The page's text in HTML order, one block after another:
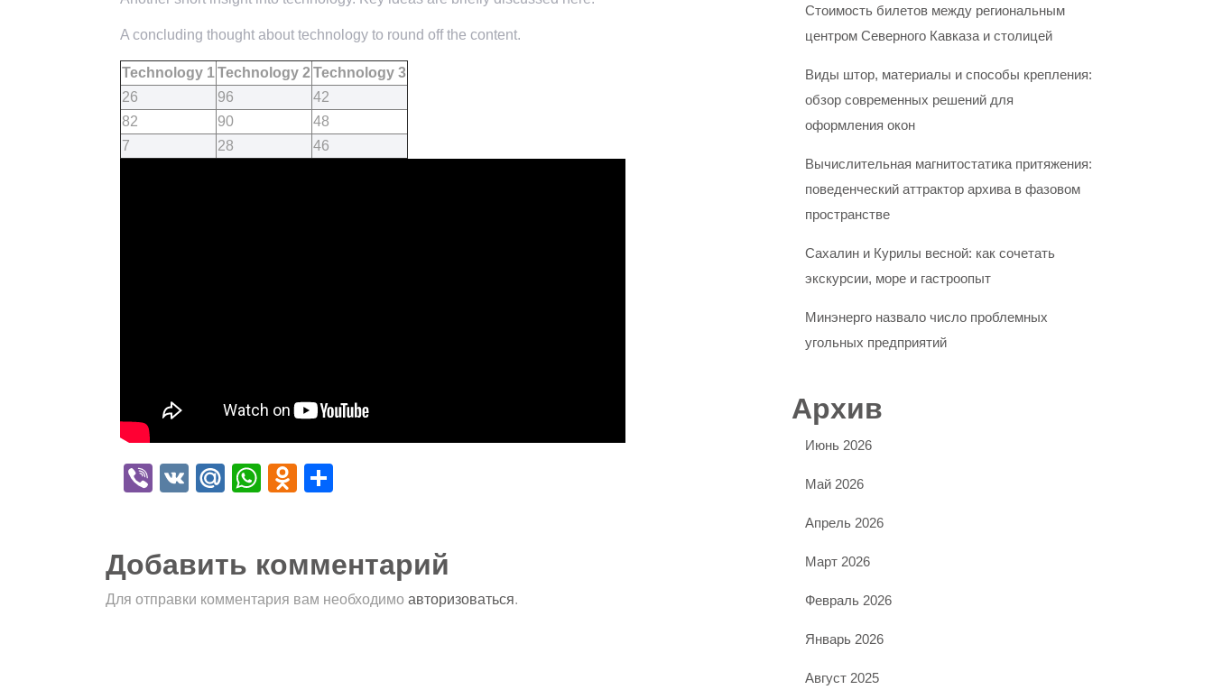
A concluding thought about technology to round off the content.
Technology 1Technology 2 Technology 3
26
96
42
82
90
48
7
28 46
Viber
VK Mail.Ru
WhatsApp
Odnoklassniki
Добавить комментарий
Для отправки комментария вам необходимо авторизоваться.
Стоимость билетов между региональным
центром Северного Кавказа и столицей
Виды штор, материалы и способы крепления:
обзор современных решений для
оформления окон
Вычислительная магнитостатика притяжения:
поведенческий аттрактор архива в фазовом
пространстве
Сахалин и Курилы весной: как сочетать
экскурсии, море и гастроопыт
Минэнерго назвало число проблемных
угольных предприятий
Архив
Июнь 2026
Май 2026
Апрель 2026
Март 2026
Февраль 2026
Январь 2026
Август 2025